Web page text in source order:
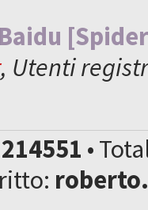
Baidu
, Utenti
214551 •